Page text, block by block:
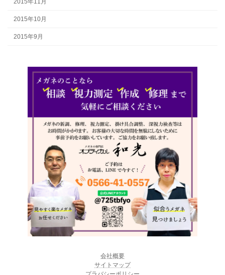
2015年10月
2015年9月
会社概要
サイトマップ